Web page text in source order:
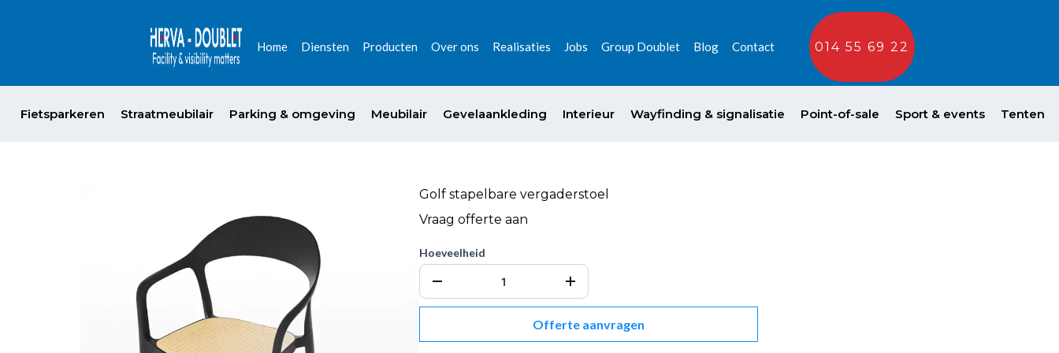
Home Diensten Producten Over ons Realisaties Jobs Group Doublet Blog Contact 014 55 69 22
Fietsparkeren Straatmeubilair Parking & omgeving Meubilair Gevelaankleding Interieur Wayfinding & signalisatie Point-of-sale Sport & events Tenten
Golf stapelbare vergaderstoel
Hoeveelheid
Offerte aanvragen